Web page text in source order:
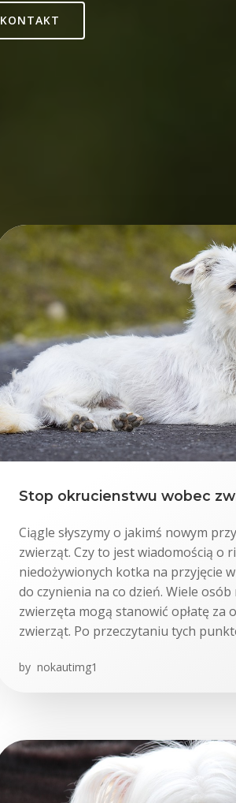
KONTAKT
Stop okrucienstwu wobec
Ciągle słyszymy o jakimś nowym
zwierząt. Czy to jest wiadomością o
niedożywionych kotka na przyjęcie
do czynienia na co dzień. Wiele
zwierzęta mogą stanowić opłatę za
zwierząt. Po przeczytaniu tych
by nokautimg1